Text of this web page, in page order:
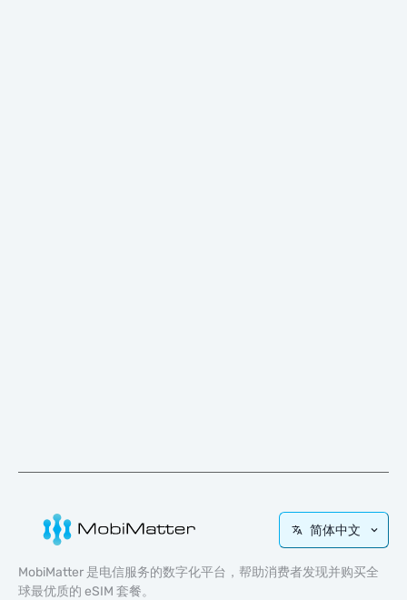
简体中文
MobiMatter 是电信服务的数字化平台，帮助消费者发现并购买全
球最优质的 eSIM 套餐。